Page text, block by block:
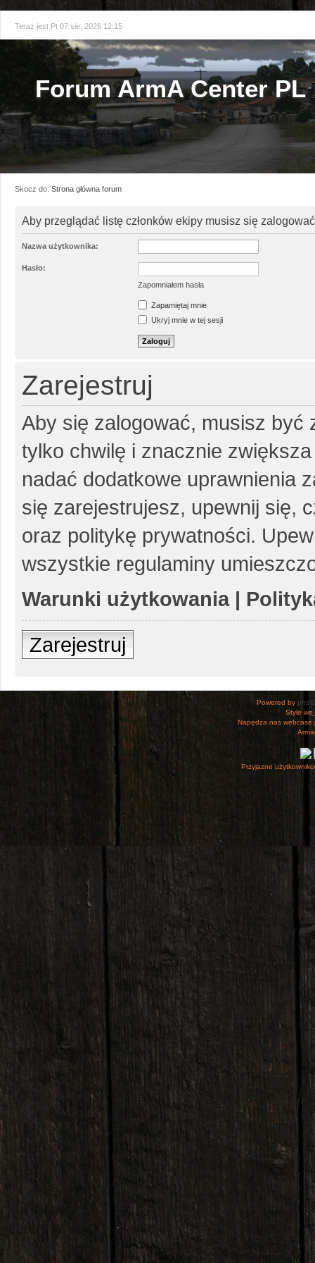
Teraz jest Pt 07 sie, 2026 12:15
Forum ArmA Center PL
Skocz do: Strona główna forum
Aby przeglądać listę członków ekipy musisz się
Nazwa użytkownika:
Hasło:
Zapomniałem hasła
Zapamiętaj mnie
Ukryj mnie w tej sesji
Zarejestruj
Aby się zalogować, musisz być
tylko chwilę i znacznie
nadać dodatkowe uprawnienia
się zarejestrujesz, upewnij się,
oraz politykę prywatności.
wszystkie regulaminy
Warunki użytkowania|
Zarejestruj
Powered by
Style
Napędza nas
Przyjazne